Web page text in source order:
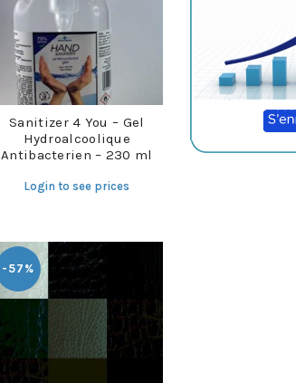
Sanitizer 4 You – Gel
Hydroalcoolique
Antibacterien – 230 ml
Login to see prices
-57%